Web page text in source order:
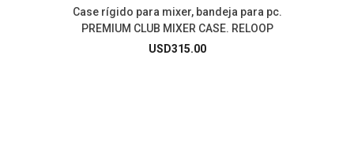
Case rígido para mixer, bandeja para pc.
PREMIUM CLUB MIXER CASE. RELOOP
USD315.00